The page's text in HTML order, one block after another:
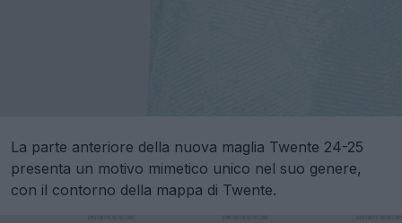
La parte anteriore della nuova maglia Twente 24-25
presenta un motivo mimetico unico nel suo genere,
con il contorno della mappa di Twente.